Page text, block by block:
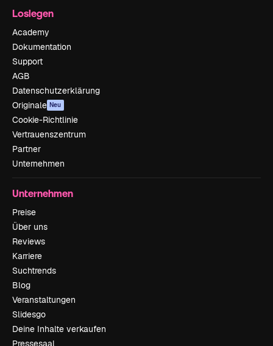
Loslegen
Academy
Dokumentation
Support
AGB
Datenschutzerklärung
Originale Neu
Cookie-Richtlinie
Vertrauenszentrum
Partner
Unternehmen
Unternehmen
Preise
Über uns
Reviews
Karriere
Suchtrends
Blog
Veranstaltungen
Slidesgo
Deine Inhalte verkaufen
Pressesaal